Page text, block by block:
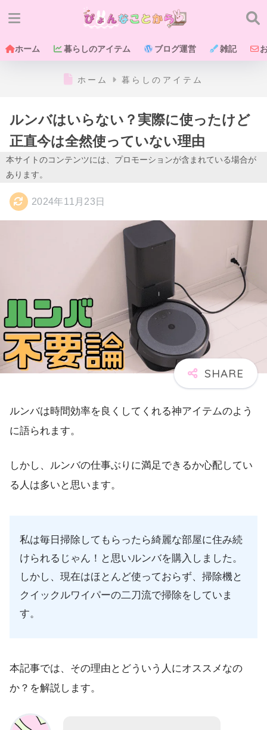
ホーム 暮らしのアイテム ブログ運営 雑記
ホーム 暮らしのアイテム
ルンバはいらない？実際に使ったけど
正直今は全然使っていない理由
本サイトのコンテンツには、プロモーションが含まれている場合が
あります。
2024年11月23日
ルンバは時間効率を良くしてくれる神アイテムのよう
に語られます。
しかし、ルンバの仕事ぶりに満足できるか心配してい
る人は多いと思います。
私は毎日掃除してもらったら綺麗な部屋に住み続
けられるじゃん！と思いルンバを購入しました。
しかし、現在はほとんど使っておらず、掃除機と
クイックルワイパーの二刀流で掃除をしていま
す。
本記事では、その理由とどういう人にオススメなの
か？を解説します。